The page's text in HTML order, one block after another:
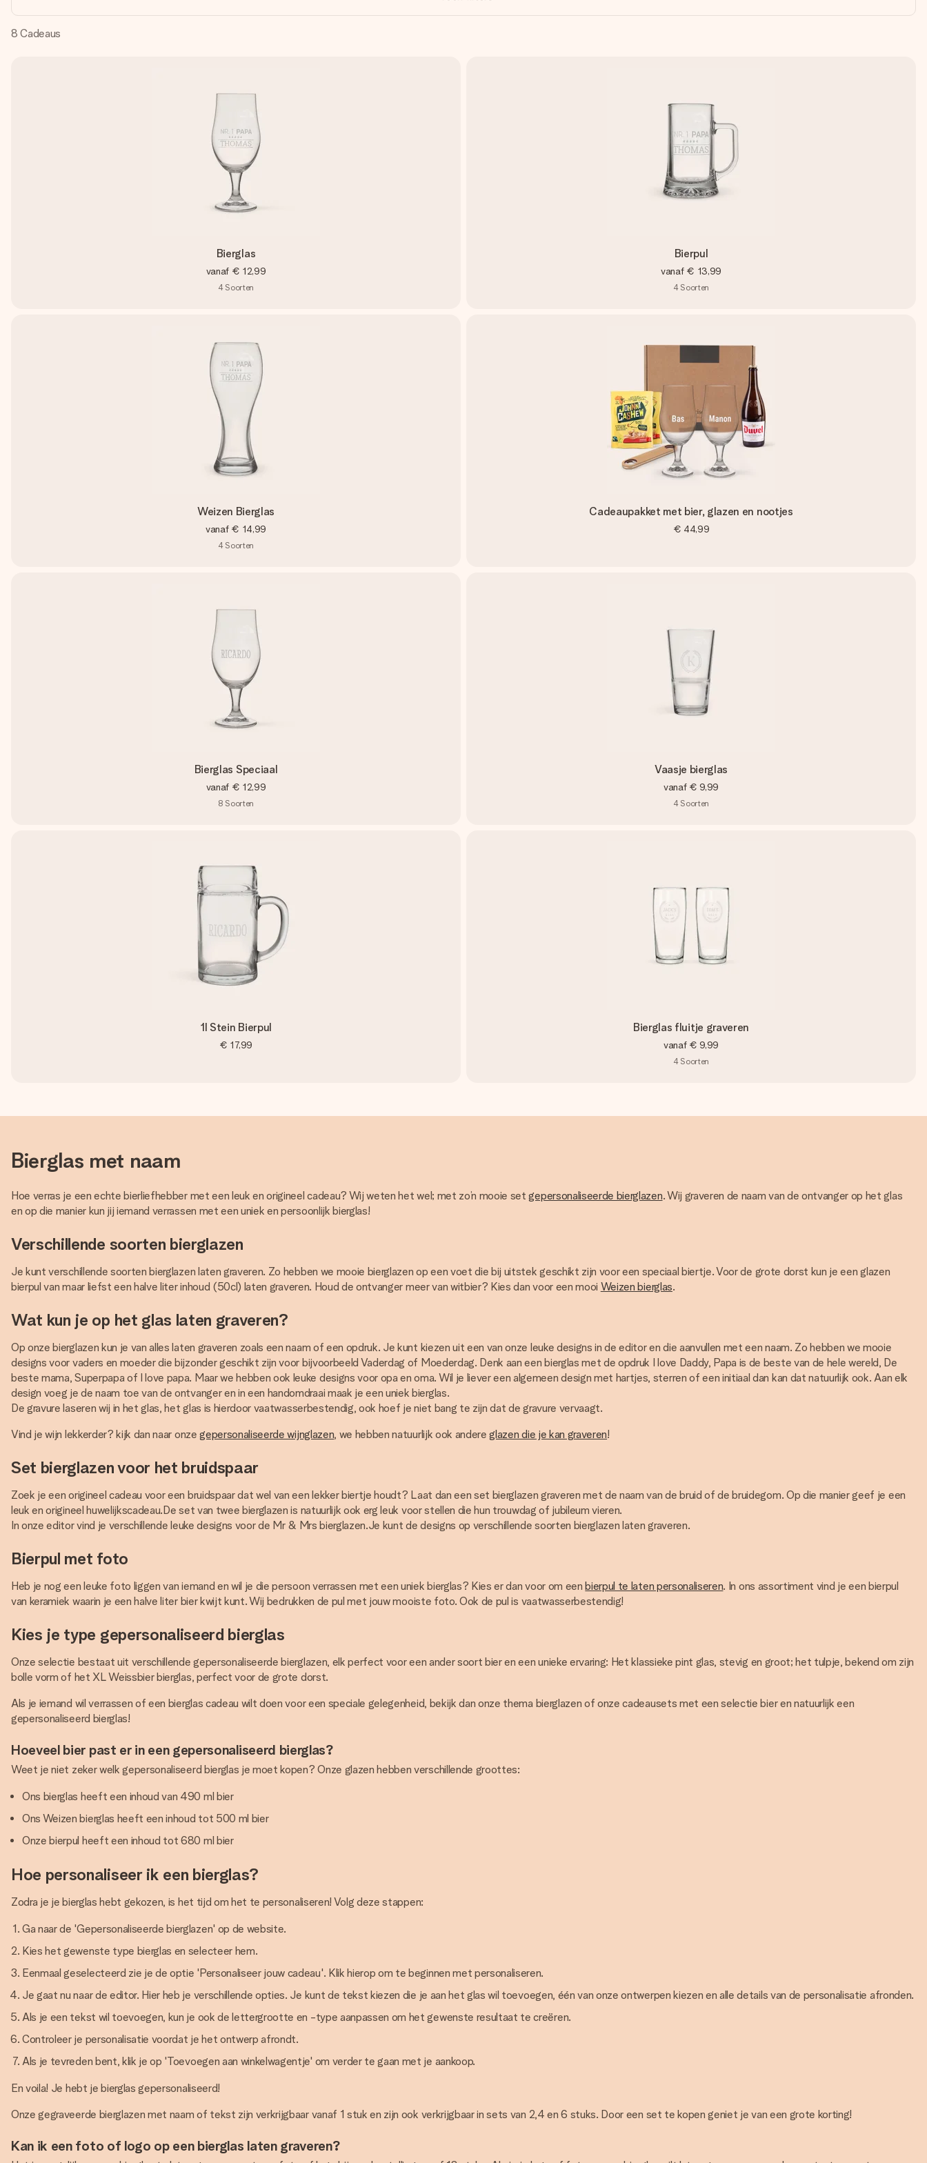
8 Cadeaus
Bierglas
vanaf € 12,99
4 Soorten
Bierpul
vanaf € 13,99
4 Soorten
Weizen Bierglas
vanaf € 14,99
4 Soorten
Cadeaupakket met bier, glazen en nootjes
€ 44,99
Bierglas Speciaal
vanaf € 12,99
8 Soorten
Vaasje bierglas
vanaf € 9,99
4 Soorten
1l Stein Bierpul
€ 17,99
Bierglas fluitje graveren
vanaf € 9,99
4 Soorten
Bierglas met naam
Hoe verras je een echte bierliefhebber met een leuk en origineel cadeau? Wij weten het wel; met zo’n mooie setgepersonaliseerde bierglazen. Wij graveren de naam van de ontvanger op het glas
en op die manier kun jij iemand verrassen met een uniek en persoonlijk bierglas!
Verschillende soorten bierglazen
Je kunt verschillende soorten bierglazen laten graveren. Zo hebben we mooie bierglazen op een voet die bij uitstek geschikt zijn voor een speciaal biertje. Voor de grote dorst kun je een glazen
bierpul van maar liefst een halve liter inhoud (50cl) laten graveren. Houd de ontvanger meer van witbier? Kies dan voor een mooi Weizen bierglas.
Wat kun je op het glas laten graveren?
Op onze bierglazen kun je van alles laten graveren zoals een naam of een opdruk. Je kunt kiezen uit een van onze leuke designs in de editor en die aanvullen met een naam. Zo hebben we mooie
designs voor vaders en moeder die bijzonder geschikt zijn voor bijvoorbeeld Vaderdag of Moederdag. Denk aan een bierglas met de opdruk I love Daddy, Papa is de beste van de hele wereld, De
beste mama, Superpapa of I love papa. Maar we hebben ook leuke designs voor opa en oma. Wil je liever een algemeen design met hartjes, sterren of een initiaal dan kan dat natuurlijk ook. Aan elk
design voeg je de naam toe van de ontvanger en in een handomdraai maak je een uniek bierglas.
De gravure laseren wij in het glas, het glas is hierdoor vaatwasserbestendig, ook hoef je niet bang te zijn dat de gravure vervaagt.
Vind je wijn lekkerder? kijk dan naar onzegepersonaliseerde wijnglazen, we hebben natuurlijk ook andereglazen die je kan graveren!
Set bierglazen voor het bruidspaar
Zoek je een origineel cadeau voor een bruidspaar dat wel van een lekker biertje houdt? Laat dan een set bierglazen graveren met de naam van de bruid of de bruidegom. Op die manier geef je een
leuk en origineel huwelijkscadeau.De set van twee bierglazen is natuurlijk ook erg leuk voor stellen die hun trouwdag of jubileum vieren.
In onze editor vind je verschillende leuke designs voor de Mr & Mrs bierglazen.Je kunt de designs op verschillende soorten bierglazen laten graveren.
Bierpul met foto
Heb je nog een leuke foto liggen van iemand en wil je die persoon verrassen met een uniek bierglas? Kies er dan voor om eenbierpul te laten personaliseren. In ons assortiment vind je een bierpul
van keramiek waarin je een halve liter bier kwijt kunt. Wij bedrukken de pul met jouw mooiste foto. Ook de pul is vaatwasserbestendig!
Kies je type gepersonaliseerd bierglas
Onze selectie bestaat uit verschillende gepersonaliseerde bierglazen, elk perfect voor een ander soort bier en een unieke ervaring: Het klassieke pint glas, stevig en groot; het tulpje, bekend om zijn
bolle vorm of het XL Weissbier bierglas, perfect voor de grote dorst.
Als je iemand wil verrassen of een bierglas cadeau wilt doen voor een speciale gelegenheid, bekijk dan onze thema bierglazen of onze cadeausets met een selectie bier en natuurlijk een
gepersonaliseerd bierglas!
Hoeveel bier past er in een gepersonaliseerd bierglas?
Weet je niet zeker welk gepersonaliseerd bierglas je moet kopen? Onze glazen hebben verschillende groottes:
Ons bierglas heeft een inhoud van 490 ml bier
Ons Weizen bierglas heeft een inhoud tot 500 ml bier
Onze bierpul heeft een inhoud tot 680 ml bier
Hoe personaliseer ik een bierglas?
Zodra je je bierglas hebt gekozen, is het tijd om het te personaliseren! Volg deze stappen:
Ga naar de 'Gepersonaliseerde bierglazen' op de website.
Kies het gewenste type bierglas en selecteer hem.
Eenmaal geselecteerd zie je de optie 'Personaliseer jouw cadeau'. Klik hierop om te beginnen met personaliseren.
Je gaat nu naar de editor. Hier heb je verschillende opties. Je kunt de tekst kiezen die je aan het glas wil toevoegen, één van onze ontwerpen kiezen en alle details van de personalisatie afronden.
Als je een tekst wil toevoegen, kun je ook de lettergrootte en -type aanpassen om het gewenste resultaat te creëren.
Controleer je personalisatie voordat je het ontwerp afrondt.
Als je tevreden bent, klik je op 'Toevoegen aan winkelwagentje' om verder te gaan met je aankoop.
En voila! Je hebt je bierglas gepersonaliseerd!
Onze gegraveerde bierglazen met naam of tekst zijn verkrijgbaar vanaf 1 stuk en zijn ook verkrijgbaar in sets van 2,4 en 6 stuks. Door een set te kopen geniet je van een grote korting!
Kan ik een foto of logo op een bierglas laten graveren?